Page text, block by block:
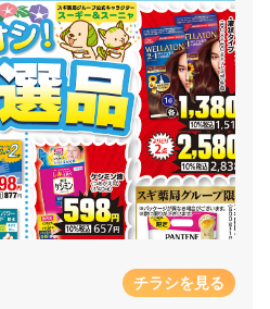
チラシを見る